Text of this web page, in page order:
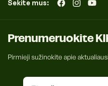
Sekite mus: „Facebook“
„Instagram“
Prenumeruokite
Pirmieji sužinokite apie